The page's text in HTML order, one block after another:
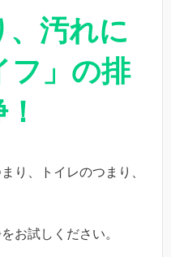
、汚れに
フ」の排
り、トイレのつまり、
お試しください。